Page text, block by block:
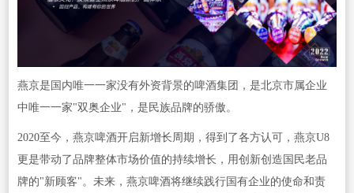
燕京是国内唯一一家没有外资背景的啤酒集团，是北京市属企业
中唯一一家"双奥企业"，是民族品牌的骄傲。
2020至今，燕京啤酒开启新增长周期，得到了各方认可，燕京U8
更是带动了品牌整体市场价值的持续增长，用创新创造国民老品
牌的"新顾客"。未来，燕京啤酒将继续践行国有企业的使命和责